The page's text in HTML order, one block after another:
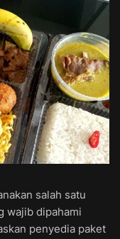
salah satu
wajib dipahami
penyedia paket